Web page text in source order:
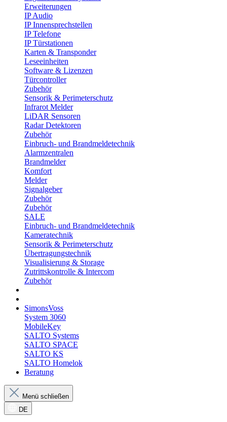
Erweiterungen
IP Audio
IP Innensprechstellen
IP Telefone
IP Türstationen
Karten & Transponder
Leseeinheiten
Software & Lizenzen
Türcontroller
Zubehör
Sensorik & Perimeterschutz
Infrarot Melder
LiDAR Sensoren
Radar Detektoren
Zubehör
Einbruch- und Brandmeldetechnik
Alarmzentralen
Brandmelder
Komfort
Melder
Signalgeber
Zubehör
Zubehör
SALE
Einbruch- und Brandmeldetechnik
Kameratechnik
Sensorik & Perimeterschutz
Übertragungstechnik
Visualisierung & Storage
Zutrittskontrolle & Intercom
Zubehör
SimonsVoss
System 3060
MobileKey
SALTO Systems
SALTO SPACE
SALTO KS
SALTO Homelok
Beratung
Menü schließen
DE